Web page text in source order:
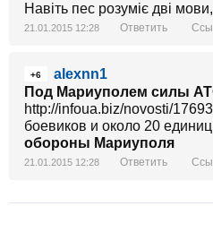
Навіть пес розуміє дві
21.01.2015 12:28 Ответить
+6
alexnn1
Под Мариуполем силы
http://infoua.biz/novosti/
боевиков и около 20
обороны Мариуполя
21.01.2015 12:28 Ответить